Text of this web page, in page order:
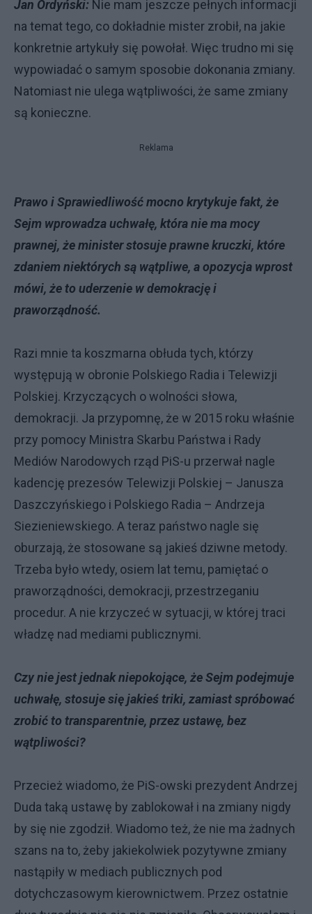
Jan Ordyński: Nie mam jeszcze pełnych informacji
na temat tego, co dokładnie mister zrobił, na jakie
konkretnie artykuły się powołał. Więc trudno mi się
wypowiadać o samym sposobie dokonania zmiany.
Natomiast nie ulega wątpliwości, że same zmiany
są konieczne.
Reklama
Prawo i Sprawiedliwość mocno krytykuje fakt, że
Sejm wprowadza uchwałę, która nie ma mocy
prawnej, że minister stosuje prawne kruczki, które
zdaniem niektórych są wątpliwe, a opozycja wprost
mówi, że to uderzenie w demokrację i
praworządność.
Razi mnie ta koszmarna obłuda tych, którzy
występują w obronie Polskiego Radia i Telewizji
Polskiej. Krzyczących o wolności słowa,
demokracji. Ja przypomnę, że w 2015 roku właśnie
przy pomocy Ministra Skarbu Państwa i Rady
Mediów Narodowych rząd PiS-u przerwał nagle
kadencję prezesów Telewizji Polskiej – Janusza
Daszczyńskiego i Polskiego Radia – Andrzeja
Siezieniewskiego. A teraz państwo nagle się
oburzają, że stosowane są jakieś dziwne metody.
Trzeba było wtedy, osiem lat temu, pamiętać o
praworządności, demokracji, przestrzeganiu
procedur. A nie krzyczeć w sytuacji, w której traci
władzę nad mediami publicznymi.
Czy nie jest jednak niepokojące, że Sejm podejmuje
uchwałę, stosuje się jakieś triki, zamiast spróbować
zrobić to transparentnie, przez ustawę, bez
wątpliwości?
Przecież wiadomo, że PiS-owski prezydent Andrzej
Duda taką ustawę by zablokował i na zmiany nigdy
by się nie zgodził. Wiadomo też, że nie ma żadnych
szans na to, żeby jakiekolwiek pozytywne zmiany
nastąpiły w mediach publicznych pod
dotychczasowym kierownictwem. Przez ostatnie